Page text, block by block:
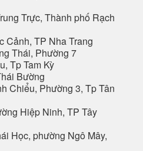
Trực, Thành phố Rạch
Cảnh, TP Nha Trang
Thái, Phường 7
Tp Tam Kỳ
Bường
Chiểu, Phường 3, Tp Tân
Hiệp Ninh, TP Tây
Học, phường Ngô Mây,